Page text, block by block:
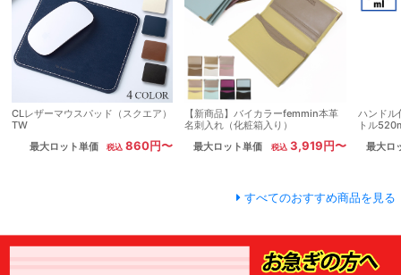
CLレザーマウスパッド（スクエア）
TW
最大ロット単価
860円〜
【新商品】バイカラーfemmin本革
名刺入れ（化粧箱入り）
最大ロット単価
3,919円〜
ハンドル
トル
最大ロ
すべてのおすすめ商品を見る